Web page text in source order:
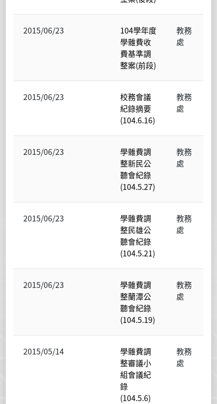
2015/06/23
104學年度
學雜費收
費基準調
整案(前段)
教務
處
2015/06/23
校務會議
紀錄摘要
(104.6.16)
教務
處
2015/06/23
學雜費調
整新民公
聽會紀錄
(104.5.27)
教務
處
2015/06/23
學雜費調
整民雄公
聽會紀錄
(104.5.21)
教務
處
2015/06/23
學雜費調
整蘭潭公
聽會紀錄
(104.5.19)
教務
處
2015/05/14
學雜費調
整審議小
組會議紀
錄
(104.5.6)
教務
處